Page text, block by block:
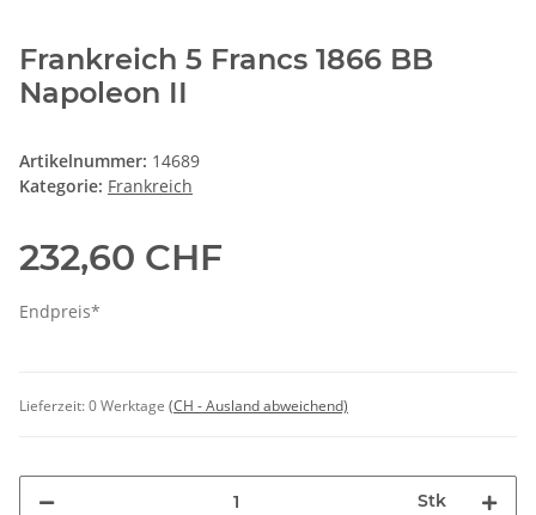
Frankreich 5 Francs 1866 BB
Napoleon II
Artikelnummer: 14689
Kategorie: Frankreich
232,60 CHF
Endpreis*
Lieferzeit:0 Werktage (CH - Ausland abweichend)
Stk